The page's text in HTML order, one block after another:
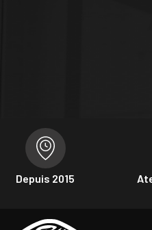
Depuis 2015